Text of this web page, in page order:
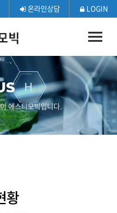
온라인상담 LOGIN
Toggle
에스티모빅입니다.
황